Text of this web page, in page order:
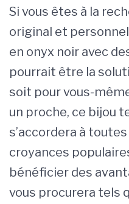
Si vous êtes à la
original et
en onyx noir avec
pourrait être la
soit pour vous-
un proche, ce bijou
s’accordera à
croyances
bénéficier des
vous procurera tels